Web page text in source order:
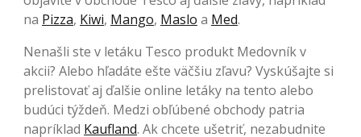
na Pizza, Kiwi, Mango, Maslo a Med.
Nenašli ste v letáku Tesco produkt Medovník v
akcii? Alebo hľadáte ešte väčšiu zľavu? Vyskúšajte si
prelistovať aj ďalšie online letáky na tento alebo
budúci týždeň. Medzi obľúbené obchody patria
napríklad Kaufland. Ak chcete ušetriť, nezabudnite